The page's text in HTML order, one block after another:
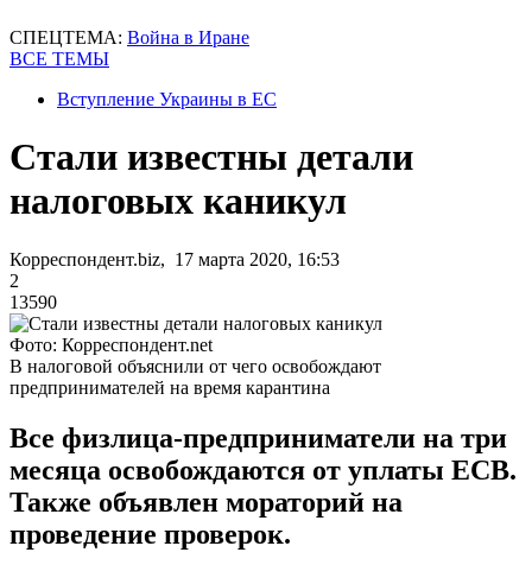
СПЕЦТЕМА: Война в Иране
ВСЕ ТЕМЫ
Вступление Украины в ЕС
Стали известны детали
налоговых каникул
Корреспондент.biz, 17 марта 2020, 16:53
2
13590
Фото: Корреспондент.net
В налоговой объяснили от чего освобождают
предпринимателей на время карантина
Все физлица-предприниматели на три
месяца освобождаются от уплаты ЕСВ.
Также объявлен мораторий на
проведение проверок.